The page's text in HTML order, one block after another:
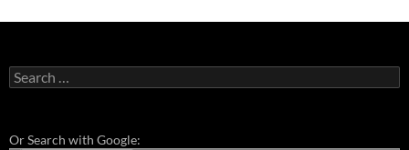
Search
for:
Or Search with Google: